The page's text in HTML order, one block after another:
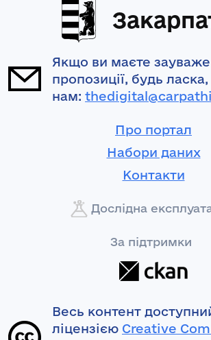
Якщо ви маєте
пропозиції, будь
нам:
Про портал
Набори даних
Контакти
Дослідна
За підтримки
Весь контент
ліцензією Creative